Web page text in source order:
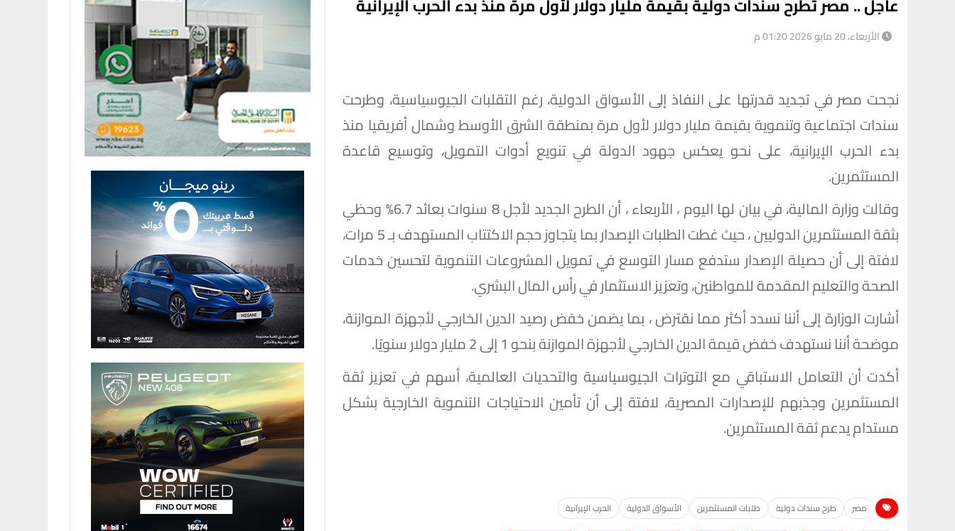
الأربعاء، 20 مايو 2026 01:20 م
نجحت مصر في تجديد قدرتها على النفاذ إلى الأسواق الدولية، رغم التقلبات الجيوسياسية، وطرحت
سندات اجتماعية وتنموية بقيمة مليار دولار لأول مرة بمنطقة الشرق الأوسط وشمال أفريقيا منذ
بدء الحرب الإيرانية، على نحو يعكس جهود الدولة في تنويع أدوات التمويل، وتوسيع قاعدة
المستثمرين.
وقالت وزارة المالية، في بيان لها اليوم ، الأربعاء ، أن الطرح الجديد لأجل 8 سنوات بعائد 6.7% وحظي
بثقة المستثمرين الدوليين ، حيث غطت الطلبات الإصدار بما يتجاوز حجم الاكتتاب المستهدف بـ 5 مرات،
لافتة إلى أن حصيلة الإصدار ستدفع مسار التوسع في تمويل المشروعات التنموية لتحسين خدمات
الصحة والتعليم المقدمة للمواطنين، وتعزيز الاستثمار في رأس المال البشري.
أشارت الوزارة إلى أننا نسدد أكثر مما نقترض ، بما يضمن خفض رصيد الدين الخارجي لأجهزة الموازنة،
موضحة أننا نستهدف خفض قيمة الدين الخارجي لأجهزة الموازنة بنحو 1 إلى 2 مليار دولار سنويًا.
أكدت أن التعامل الاستباقي مع التوترات الجيوسياسية والتحديات العالمية، أسهم في تعزيز ثقة
المستثمرين وجذبهم للإصدارات المصرية، لافتة إلى أن تأمين الاحتياجات التنموية الخارجية بشكل
مستدام يدعم ثقة المستثمرين.
مصر طرح سندات دولية طلبات المستثمرين الأسواق الدولية الحرب الإيرانية